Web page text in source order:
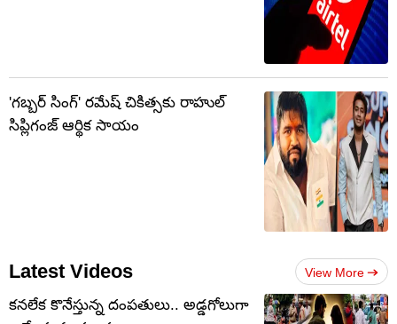
'గబ్బర్ సింగ్' రమేష్ చికిత్సకు రాహుల్
సిప్లిగంజ్ ఆర్థిక సాయం
Latest Videos View More
కనలేక కొనేస్తున్న దంపతులు.. అడ్డగోలుగా